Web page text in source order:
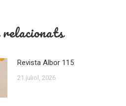
Revista Albor 115
21 juliol, 2026